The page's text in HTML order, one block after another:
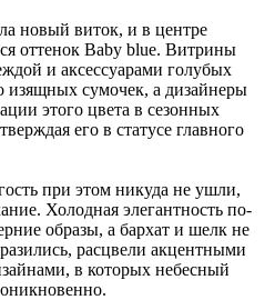
новый виток, и в центре
оттенок Baby blue. Витрины
и аксессуарами голубых
изящных сумочек, а дизайнеры
этого цвета в сезонных
его в статусе главного
при этом никуда не ушли,
Холодная элегантность по-
образы, а бархат и шелк не
расцвели акцентными
в которых небесный